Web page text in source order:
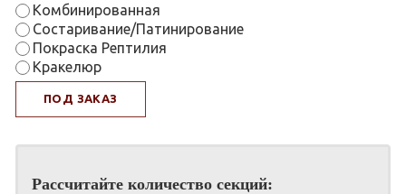
Комбинированная
Состаривание/Патинирование
Покраска Рептилия
Кракелюр
ПОД ЗАКАЗ
Рассчитайте количество секций: